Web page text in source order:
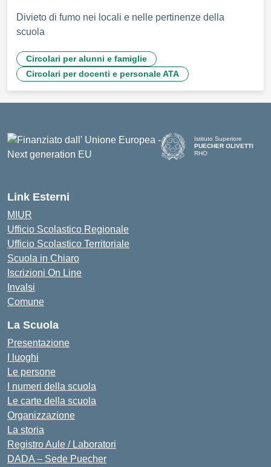
Divieto di fumo nei locali e nelle pertinenze della
scuola
Circolari per alunni e famiglie
Circolari per docenti e personale ATA
Istituto Superiore
PUECHER OLIVETTI
RHO
Link Esterni
MIUR
Ufficio Scolastico Regionale
Ufficio Scolastico Territoriale
Scuola in Chiaro
Iscrizioni On Line
Invalsi
Comune
La Scuola
Presentazione
I luoghi
Le persone
I numeri della scuola
Le carte della scuola
Organizzazione
La storia
Registro Aule / Laboratori
DADA – Sede Puecher